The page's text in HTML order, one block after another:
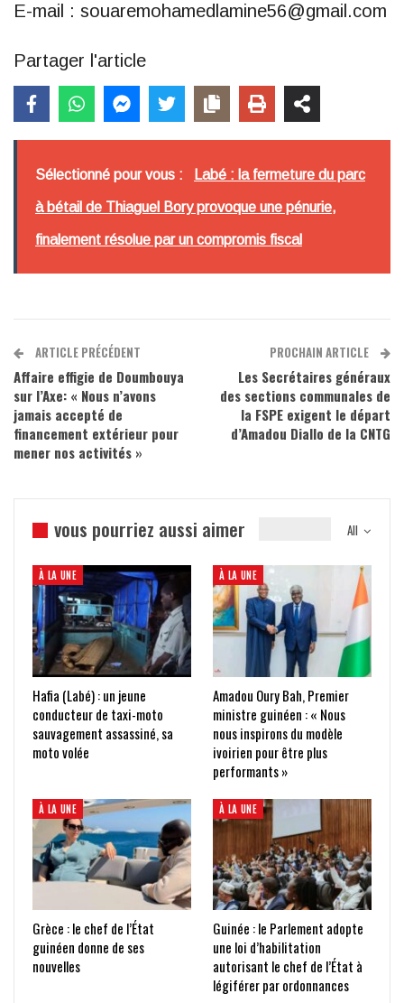
E-mail : souaremohamedlamine56@gmail.com
Partager l'article
Sélectionné pour vous : Labé : la fermeture du parc
à bétail de Thiaguel Bory provoque une pénurie,
finalement résolue par un compromis fiscal
ARTICLE PRÉCÉDENT
Affaire effigie de Doumbouya
sur l’Axe: « Nous n’avons
jamais accepté de
financement extérieur pour
mener nos activités »
PROCHAIN ARTICLE
Les Secrétaires généraux
des sections communales de
la FSPE exigent le départ
d’Amadou Diallo de la CNTG
All
vous pourriez aussi aimer
À LA UNE
Hafia (Labé) : un jeune
conducteur de taxi-moto
sauvagement assassiné, sa
moto volée
À LA UNE
Amadou Oury Bah, Premier
ministre guinéen : « Nous
nous inspirons du modèle
ivoirien pour être plus
performants »
À LA UNE
Grèce : le chef de l’État
guinéen donne de ses
nouvelles
À LA UNE
Guinée : le Parlement adopte
une loi d’habilitation
autorisant le chef de l’État à
légiférer par ordonnances